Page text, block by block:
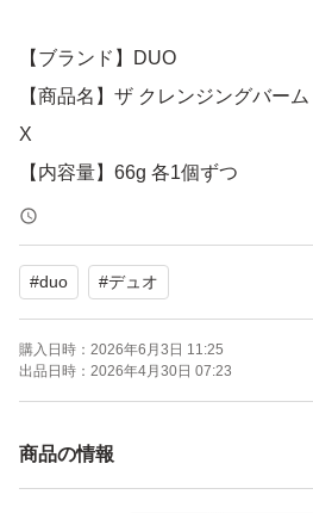
【ブランド】DUO
【商品名】ザ クレンジングバー
X
【内容量】66g 各1個ずつ
【商品の状態】未開封新品
24カウントダウンボーナス対象ご
ださい。出品しなおします。
お値引きのご相談はお受けできま
#duo #デュオ
購入日時： 2026年6月3日 11:25
出品日時： 2026年4月30日 07:23
商品の情報